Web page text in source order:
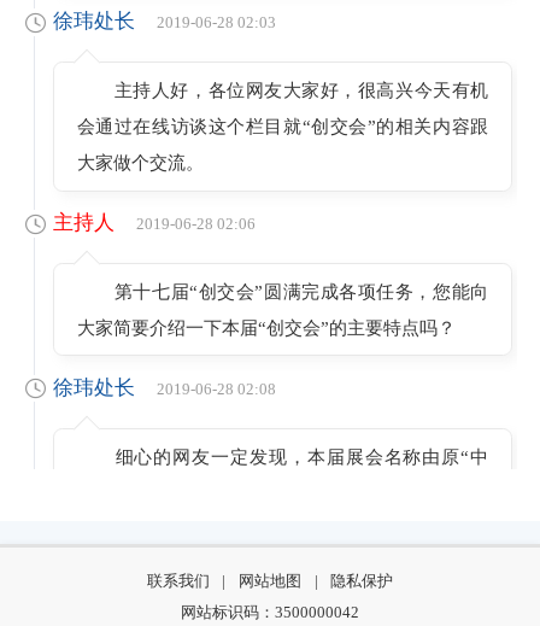
徐玮处长 2019-06-28 02:03
主持人好，各位网友大家好，很高兴今天有机
会通过在线访谈这个栏目就“创交会”的相关内容跟
大家做个交流。
主持人 2019-06-28 02:06
第十七届“创交会”圆满完成各项任务，您能向
大家简要介绍一下本届“创交会”的主要特点吗？
徐玮处长 2019-06-28 02:08
细心的网友一定发现，本届展会名称由原“中
联系我们 | 网站地图 |
隐私保护
网站标识码：3500000042